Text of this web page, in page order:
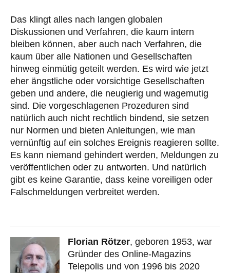
Das klingt alles nach langen globalen
Diskussionen und Verfahren, die kaum intern
bleiben können, aber auch nach Verfahren, die
kaum über alle Nationen und Gesellschaften
hinweg einmütig geteilt werden. Es wird wie jetzt
eher ängstliche oder vorsichtige Gesellschaften
geben und andere, die neugierig und wagemutig
sind. Die vorgeschlagenen Prozeduren sind
natürlich auch nicht rechtlich bindend, sie setzen
nur Normen und bieten Anleitungen, wie man
vernünftig auf ein solches Ereignis reagieren sollte.
Es kann niemand gehindert werden, Meldungen zu
veröffentlichen oder zu antworten. Und natürlich
gibt es keine Garantie, dass keine voreiligen oder
Falschmeldungen verbreitet werden.
Florian Rötzer, geboren 1953, war
Gründer des Online-Magazins
Telepolis und von 1996 bis 2020